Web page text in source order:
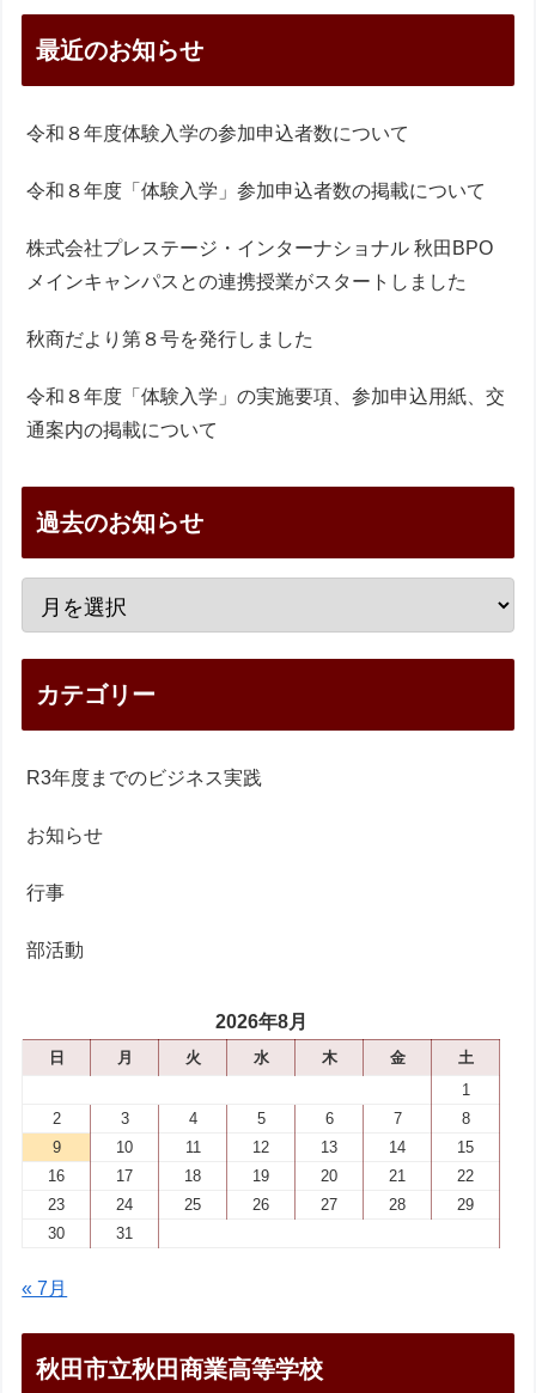
最近のお知らせ
令和８年度体験入学の参加申込者数について
令和８年度「体験入学」参加申込者数の掲載について
株式会社プレステージ・インターナショナル 秋田BPO
メインキャンパスとの連携授業がスタートしました
秋商だより第８号を発行しました
令和８年度「体験入学」の実施要項、参加申込用紙、交
通案内の掲載について
過去のお知らせ
カテゴリー
R3年度までのビジネス実践
お知らせ
行事
部活動
2026年8月
日 月 火 水 木 金
土
1
2
3 4 5 6 7
8
9
10 11 12 13 14
15
16
17 18 19 20 21
22
23
24 25 26 27 28
29
30
31
« 7月
秋田市立秋田商業高等学校